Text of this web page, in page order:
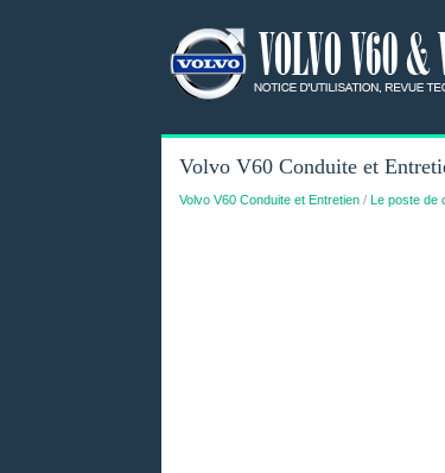
Volvo V60 Conduite et
Volvo V60 Conduite et Entretien/ Le poste de